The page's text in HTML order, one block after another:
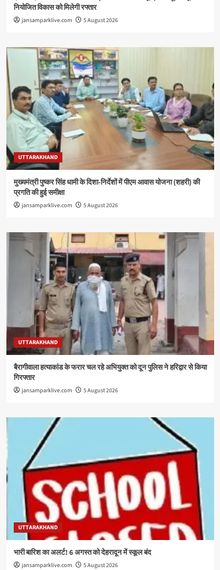
नियोजित विकास को मिलेगी रफ्तार
jansamparklive.com 5 August 2026
UTTARAKHAND
मुख्यमंत्री पुष्कर सिंह धामी के दिशा-निर्देशों में पीएम आवास योजना (शहरी) की
प्रगति की हुई समीक्षा
jansamparklive.com 5 August 2026
UTTARAKHAND
बैरागीवाला हत्याकांड के फरार चल रहे अभियुक्त को दून पुलिस ने हरिद्वार से किया
गिरफ्तार
jansamparklive.com 5 August 2026
UTTARAKHAND
भारी बारिश का अलर्ट! 6 अगस्त को देहरादून में स्कूल बंद
jansamparklive.com 5 August 2026